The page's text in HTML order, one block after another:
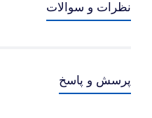
نظرات و سوالات
پرسش و پاسخ